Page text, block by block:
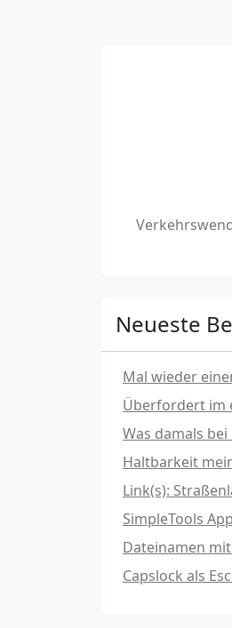
Neueste
Mal wieder
Überfordert im
Was damals
Haltbarkeit
Link(s):
SimpleTools
Dateinamen
Capslock als